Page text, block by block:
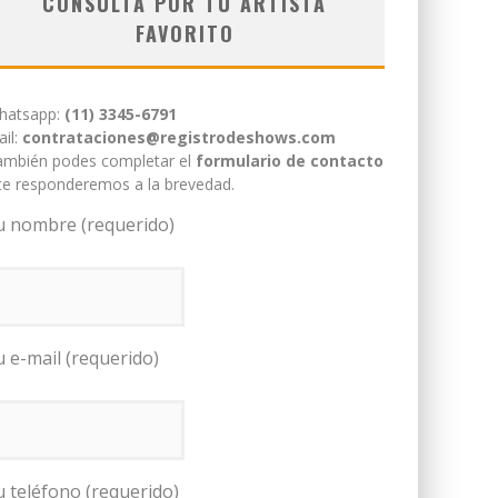
FAVORITO
(11) 3345-6791
contrataciones@registrodeshows.com
podes completar el formulario de contacto
responderemos a la brevedad.
nombre (requerido)
e-mail (requerido)
teléfono (requerido)